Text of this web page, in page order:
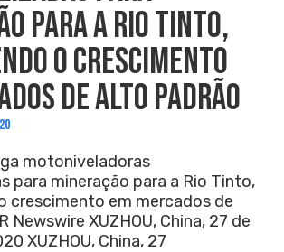
PARA A RIO TINTO,
O CRESCIMENTO
DE ALTO PADRÃO
motoniveladoras
para mineração para a Rio Tinto,
crescimento em mercados de
Newswire XUZHOU, China, 27 de
XUZHOU, China, 27